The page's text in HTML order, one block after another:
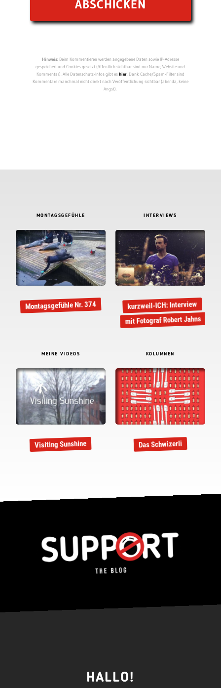
Hinweis:Beim Kommentieren werden angegebene Daten sowie IP-Adresse
gespeichert und Cookies gesetzt (öffentlich sichtbar sind nur Name, Website und
Kommentar). Alle Datenschutz-Infos gibt eshier. Dank Cache/Spam-Filter sind
Kommentare manchmal nicht direkt nach Veröffentlichung sichtbar (aber da, keine
Angst).
MONTAGSGEFÜHLE
Montagsgefühle Nr. 374
INTERVIEWS
kurzweil-ICH: Interview
mit Fotograf Robert Jahns
MEINE VIDEOS
Visiting Sunshine
KOLUMNEN
Das Schwizerli
HALLO!